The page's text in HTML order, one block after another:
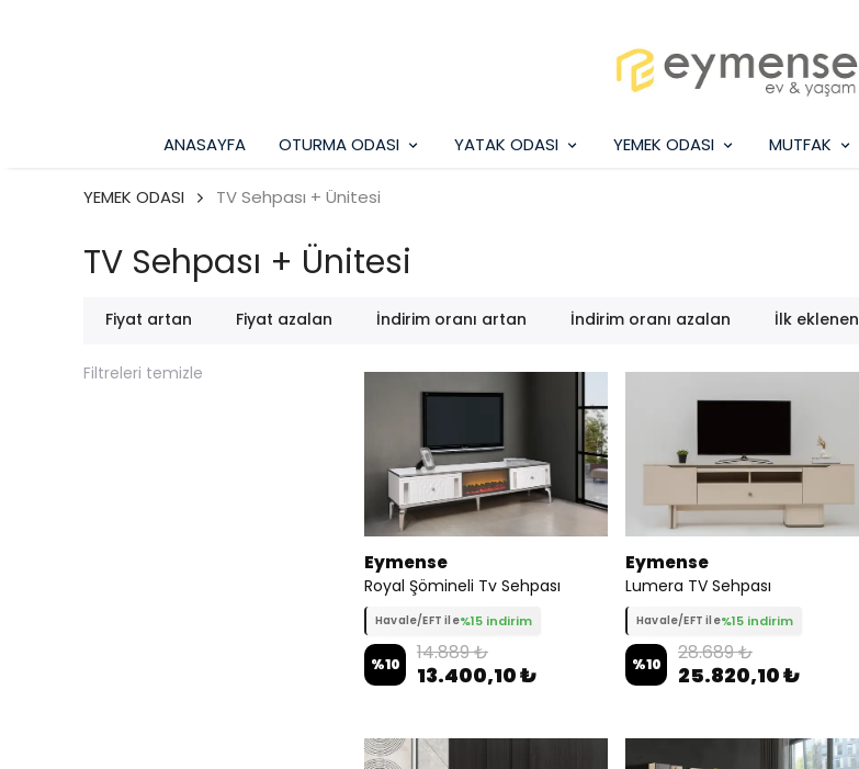
ANASAYFA OTURMA ODASI YATAK ODASI YEMEK ODASI MUTFAK
YEMEK ODASI TV Sehpası + Ünitesi
TV Sehpası + Ünitesi
Fiyat artan Fiyat azalan İndirim oranı artan İndirim oranı azalan İlk eklenen
Filtreleri temizle
Eymense
Royal Şömineli Tv Sehpası
Havale/EFT ile%15 indirim
%10 14.889 ₺
13.400,10 ₺
Eymense
Lumera TV Sehpası
Havale/EFT ile%15 indirim
%10 28.689 ₺
25.820,10 ₺